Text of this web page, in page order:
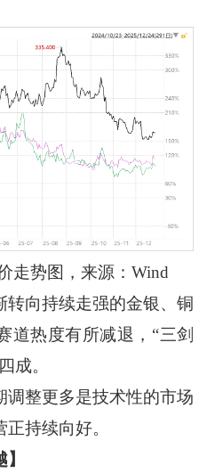
走势图，来源：Wind
向持续走强的金银、铜
道热度有所减退，“三剑
成。
整更多是技术性的市场
持续向好。